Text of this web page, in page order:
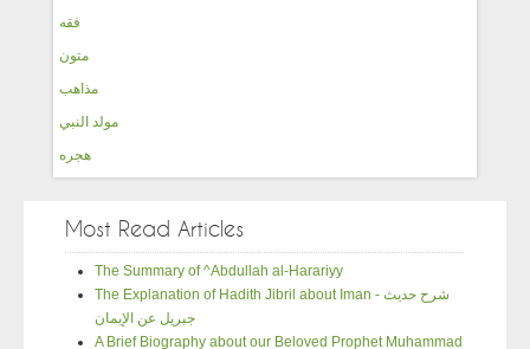
فقه
متون
مذاهب
مولد النبي
هجره
Most Read Articles
The Summary of ^Abdullah al-Harariyy
The Explanation of Hadith Jibril about Iman - شرح حديث
جبريل عن الإيمان
A Brief Biography about our Beloved Prophet Muhammad